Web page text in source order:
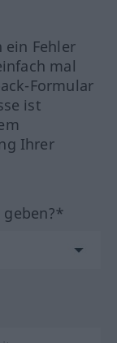
ein Fehler
mal
Formular
ist
Ihrer
geben?*